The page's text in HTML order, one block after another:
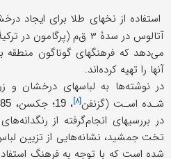
استفاده از نخهای طلا برای
آتالوس در سدۀ ۳ ق‌م (پرگامون در ترکیۀ امروزی؛ پلینی، III/
می‌دهد که فرهنگهای گوناگون منطقه
آنها را تهیه کرده‌اند.
در نوشته‌ها به لباسهای درخشان و
شـده اسـت (گزنفن[۸] ،19؛ جکسن، 286
در بررسیهای انجام‌گرفته از
تخت جمشید، نشانه‌هایی از تزیین
شده است که با توجه به فرهنگ